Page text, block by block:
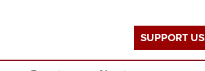
SUPPORT US